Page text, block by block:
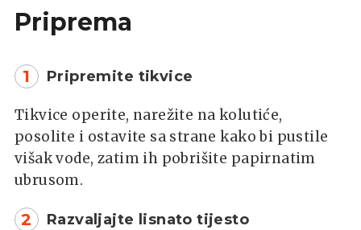
Priprema
1 Pripremite tikvice
Tikvice operite, narežite na kolutiće,
posolite i ostavite sa strane kako bi pustile
višak vode, zatim ih pobrišite papirnatim
ubrusom.
2 Razvaljajte lisnato tijesto